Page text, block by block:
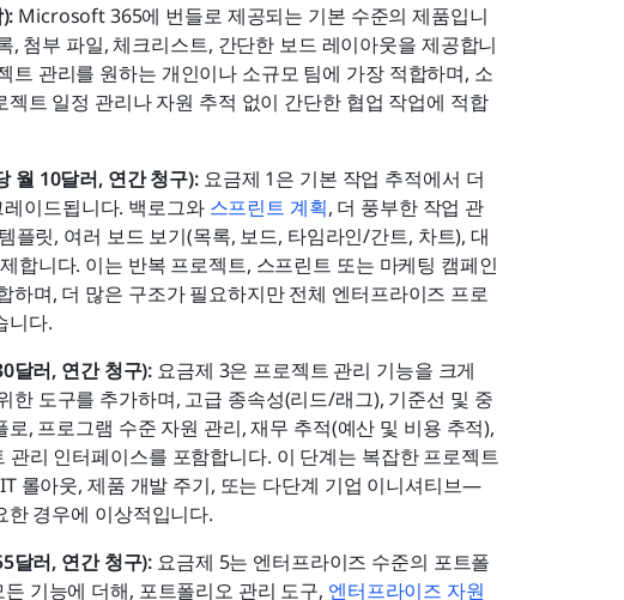
Microsoft 365에 번들로 제공되는 기본 수준의 제품입니
, 첨부 파일, 체크리스트, 간단한 보드 레이아웃을 제공합니
트 관리를 원하는 개인이나 소규모 팀에 가장 적합하며, 소
트 일정 관리나 자원 추적 없이 간단한 협업 작업에 적합
10달러, 연간 청구): 요금제 1은 기본 작업 추적에서 더
이드됩니다. 백로그와 스프린트 계획, 더 풍부한 작업 관
플릿, 여러 보드 보기(목록, 보드, 타임라인/간트, 차트), 대
합니다. 이는 반복 프로젝트, 스프린트 또는 마케팅 캠페인
하며, 더 많은 구조가 필요하지만 전체 엔터프라이즈 프로
니다.
달러, 연간 청구): 요금제 3은 프로젝트 관리 기능을 크게
한 도구를 추가하며, 고급 종속성(리드/래그), 기준선 및 중
, 프로그램 수준 자원 관리, 재무 추적(예산 및 비용 추적),
리 인터페이스를 포함합니다. 이 단계는 복잡한 프로젝트
롤아웃, 제품 개발 주기, 또는 다단계 기업 이니셔티브—
한 경우에 이상적입니다.
달러, 연간 청구): 요금제 5는 엔터프라이즈 수준의 포트폴
기능에 더해, 포트폴리오 관리 도구, 엔터프라이즈 자원